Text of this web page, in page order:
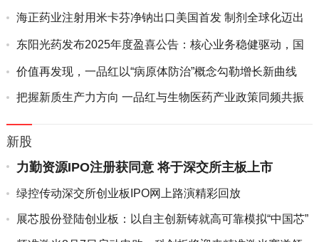
项创新药...
海正药业注射用米卡芬净钠出口美国首发 制剂全球化迈出
东阳光药发布2025年度盈喜公告：核心业务稳健驱动，国
价值再发现，一品红以“病原体防治”概念勾勒增长新曲线
把握新质生产力方向 一品红与生物医药产业政策同频共振
新股
力勤资源IPO注册获同意 将于深交所主板上市
绿控传动深交所创业板IPO网上路演精彩回放
展芯股份登陆创业板：以自主创新铸就高可靠模拟“中国芯”